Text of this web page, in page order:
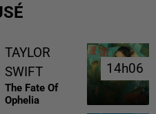
TAYLOR
SWIFT
The Fate Of
Ophelia
14h06
14h06